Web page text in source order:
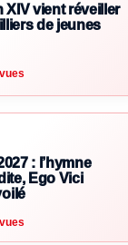
XIV vient réveiller
de jeunes
: l’hymne
Ego Vici